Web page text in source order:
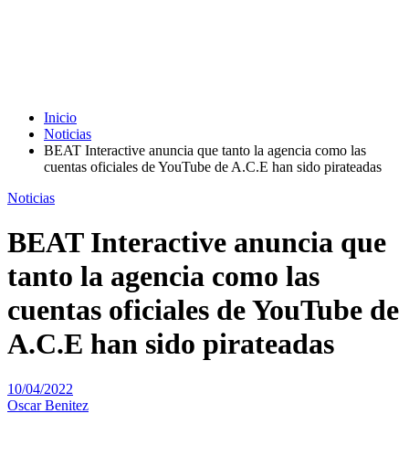
Inicio
Noticias
BEAT Interactive anuncia que tanto la agencia como las
cuentas oficiales de YouTube de A.C.E han sido pirateadas
Noticias
BEAT Interactive anuncia que
tanto la agencia como las
cuentas oficiales de YouTube de
A.C.E han sido pirateadas
10/04/2022
Oscar Benitez